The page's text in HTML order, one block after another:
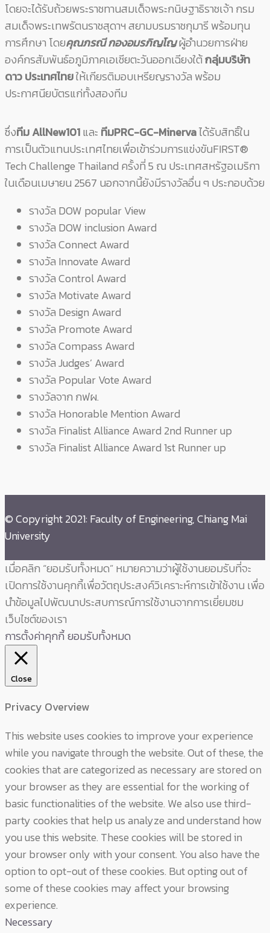
โดยจะได้รับถ้วยพระราชทานสมเด็จพระกนิษฐาธิราชเจ้า กรม
สมเด็จพระเทพรัตนราชสุดาฯ สยามบรมราชกุมารี พร้อมทุน
การศึกษา โดยคุณภรณี กองอมรภิญโญผู้อํานวยการฝ่าย
องค์กรสัมพันธ์อภูมิภาคเอเชียตะวันออกเฉียงใต้กลุ่มบริษัท
ดาว ประเทศไทยให้เกียรติมอบเหรียญรางวัล พร้อม
ประกาศนียบัตรแก่ทั้งสองทีม
ซึ่งทีม AllNew101และ ทีมPRC-GC-Minervaได้รับสิทธิ์ใน
การเป็นตัวแทนประเทศไทยเพื่อเข้าร่วมการแข่งขันFIRST®
Tech Challenge Thailand ครั้งที่ 5 ณ ประเทศสหรัฐอเมริกา
ในเดือนเมษายน 2567 นอกจากนี้ยังมีรางวัลอื่น ๆ ประกอบด้วย
รางวัล DOW popular View
รางวัล DOW inclusion Award
รางวัล Connect Award
รางวัล Innovate Award
รางวัล Control Award
รางวัล Motivate Award
รางวัล Design Award
รางวัล Promote Award
รางวัล Compass Award
รางวัล Judges’ Award
รางวัล Popular Vote Award
รางวัลจาก กฟผ.
รางวัล Honorable Mention Award
รางวัล Finalist Alliance Award 2nd Runner up
รางวัล Finalist Alliance Award 1st Runner up
© Copyright 2021: Faculty of Engineering, Chiang Mai
University
เมื่อคลิก “ยอมรับทั้งหมด” หมายความว่าผู้ใช้งานยอมรับที่จะ
เปิดการใช้งานคุกกี้เพื่อวัตถุประสงค์วิเคราะห์การเข้าใช้งาน เพื่อ
นำข้อมูลไปพัฒนาประสบการณ์การใช้งานจากการเยี่ยมชม
เว็บไซต์ของเรา
การตั้งค่าคุกกี้ยอมรับทั้งหมด
Close
Privacy Overview
This website uses cookies to improve your experience
while you navigate through the website. Out of these, the
cookies that are categorized as necessary are stored on
your browser as they are essential for the working of
basic functionalities of the website. We also use third-
party cookies that help us analyze and understand how
you use this website. These cookies will be stored in
your browser only with your consent. You also have the
option to opt-out of these cookies. But opting out of
some of these cookies may affect your browsing
experience.
Necessary